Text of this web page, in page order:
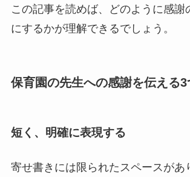
この記事を読めば、どのように感謝
にするかが理解できるでしょう。
保育園の先生への感謝を伝える3
短く、明確に表現する
寄せ書きには限られたスペースがあ